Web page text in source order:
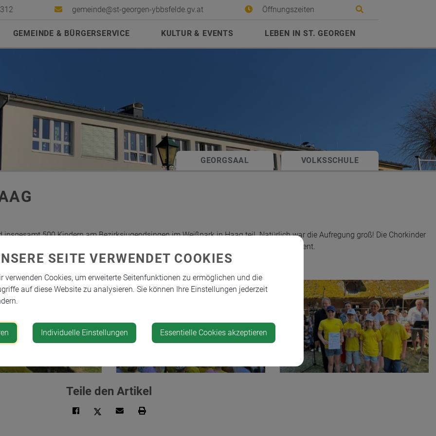
gemeinde@st-georgen-ybbsfelde.gv.at Öffnungszeiten
GEMEINDE & BÜRGERSERVICE KULTUR & EVENTS LEBEN IN ST. GEORGEN
GEORGSAAL VOLKSSCHULE
500 Kindern am Bezirksjugendsingen im Weißpark in Haag teil. Natürlich war die Aufregung groß! Die Chorkinder
gesungen. Wir danken den Eltern für die großartige Unterstützung rund um dieses Event.
Teile den Artikel
SEITE VERWENDET COOKIES
verwenden Cookies, um erweiterte Seitenfunktionen zu ermöglichen und die
auf diese Website zu analysieren. Sie können Ihre Einstellungen jederzeit
Individuelle Einstellungen Essentielle Cookies akzeptieren